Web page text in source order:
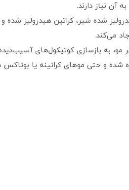
نیاز دارند.
شده شیر، کراتین هیدرولیز
می‌کند.
مو، به بازسازی کوتیکول‌های
و حتی موهای کراتینه یا